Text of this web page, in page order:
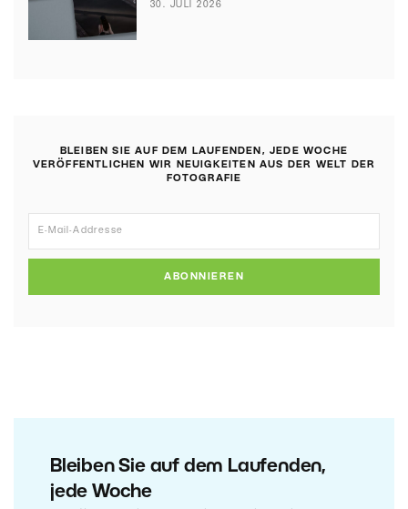
30. JULI 2026
BLEIBEN SIE AUF DEM LAUFENDEN, JEDE WOCHE
VERÖFFENTLICHEN WIR NEUIGKEITEN AUS DER WELT DER
FOTOGRAFIE
ABONNIEREN
Bleiben Sie auf dem Laufenden,
jede Woche